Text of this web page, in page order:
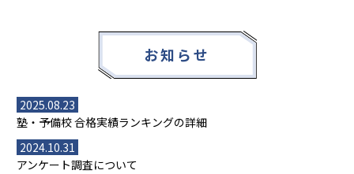
お知らせ
2025.08.23
塾・予備校 合格実績ランキングの詳細
2024.10.31
アンケート調査について